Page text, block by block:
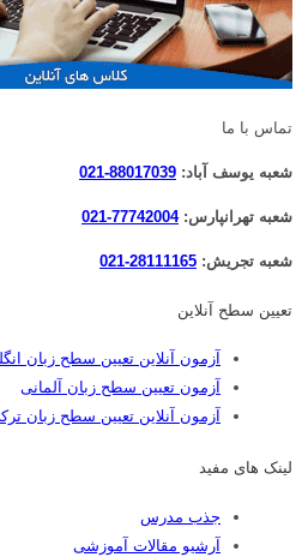
تماس با ما
شعبه یوسف آباد: 88017039-021
شعبه تهرانپارس:77742004-021
شعبه تجریش: 28111165-021
تعیین سطح آنلاین
آزمون آنلاین تعیین سطح زبان
آزمون تعیین سطح زبان آلمانی
آزمون آنلاین تعیین سطح زبان
لینک های مفید
جذب مدرس
آرشیو مقالات آموزشی